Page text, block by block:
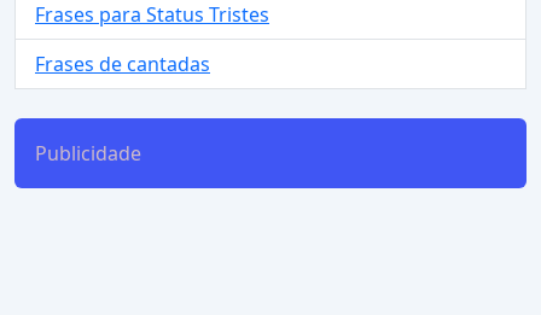
Frases para Status Tristes
Frases de cantadas
Publicidade